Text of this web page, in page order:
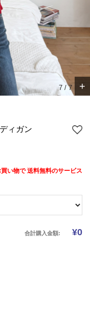
1 /7 +
ィガン
い物で 送料無料のサービス
合計購入金額: ¥0